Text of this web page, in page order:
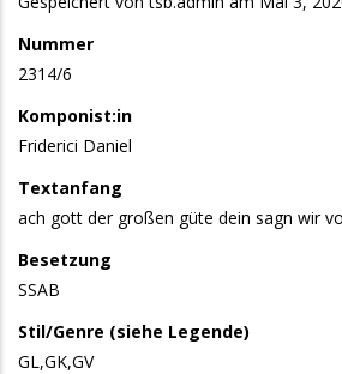
Nummer
2314/6
Komponist:in
Friderici Daniel
Textanfang
ach gott der großen güte dein sagn wir
Besetzung
SSAB
Stil/Genre (siehe Legende)
GL,GK,GV